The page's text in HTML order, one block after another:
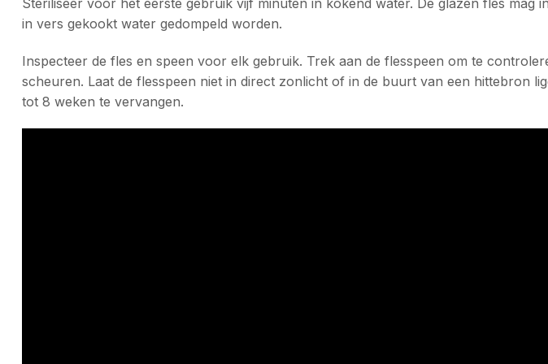
in vers gekookt water gedompeld worden.
Inspecteer de fles en speen voor elk gebruik. Trek aan de flesspeen om te
scheuren. Laat de flesspeen niet in direct zonlicht of in de buurt van een hittebron
tot 8 weken te vervangen.